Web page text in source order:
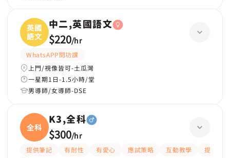
英國
語文
中二,英國語文
$220/hr
WhatsAPP問功課
上門/視像皆可-土瓜灣
一星期1日-1.5小時/堂
男導師/女導師-DSE
全科
K3,全科
$300/hr
提供筆記 有耐性 有愛心 應試策略 互動教學
提供練